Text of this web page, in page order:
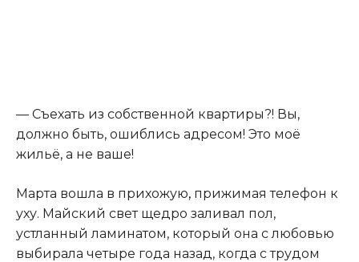
— Съехать из собственной квартиры?! Вы,
должно быть, ошиблись адресом! Это моё
жильё, а не ваше!
Марта вошла в прихожую, прижимая телефон к
уху. Майский свет щедро заливал пол,
устланный ламинатом, который она с любовью
выбирала четыре года назад, когда с трудом